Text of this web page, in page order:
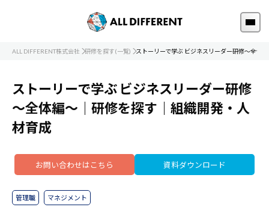
ALL DIFFERENT株式会社 研修を探す(一覧) ストーリーで学ぶ ビジネスリーダー研修～全体
ストーリーで学ぶ ビジネスリーダー研修
～全体編～｜研修を探す｜組織開発・人
材育成
管理職 マネジメント
お問い合わせはこちら 資料ダウンロード